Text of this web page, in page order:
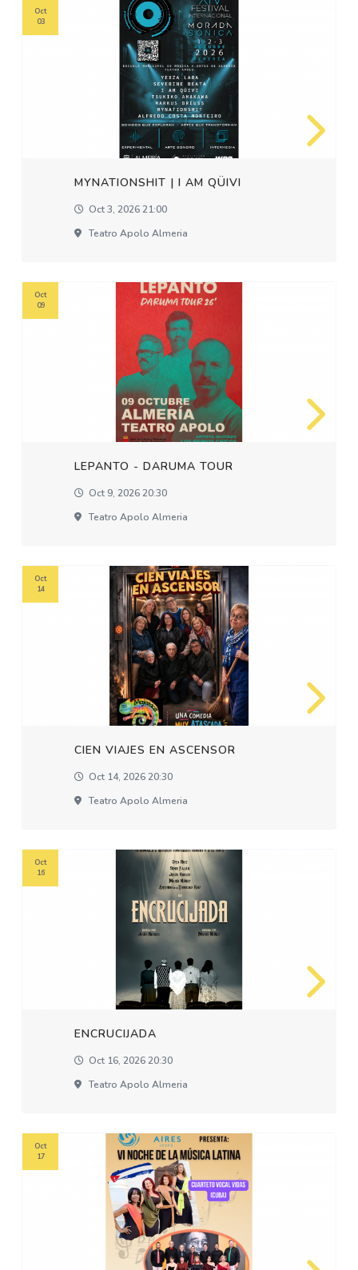
MYNATIONSHIT | I AM QÜIVI
Oct 3, 2026 21:00
Teatro Apolo Almeria
Oct
03
LEPANTO - DARUMA TOUR
Oct 9, 2026 20:30
Teatro Apolo Almeria
Oct
09
CIEN VIAJES EN ASCENSOR
Oct 14, 2026 20:30
Teatro Apolo Almeria
Oct
14
ENCRUCIJADA
Oct 16, 2026 20:30
Teatro Apolo Almeria
Oct
16
Oct
17